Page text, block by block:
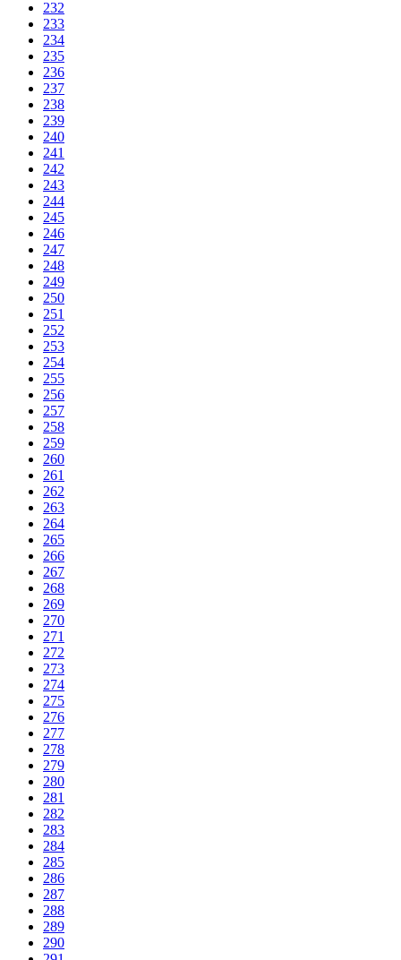
232
233
234
235
236
237
238
239
240
241
242
243
244
245
246
247
248
249
250
251
252
253
254
255
256
257
258
259
260
261
262
263
264
265
266
267
268
269
270
271
272
273
274
275
276
277
278
279
280
281
282
283
284
285
286
287
288
289
290